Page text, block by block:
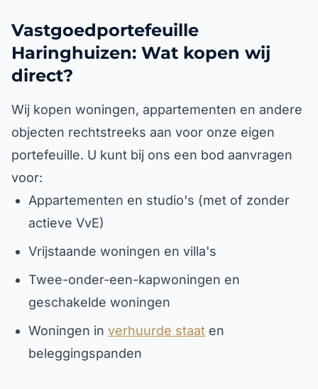
Vastgoedportefeuille
Haringhuizen: Wat kopen wij
direct?
Wij kopen woningen, appartementen en andere
objecten rechtstreeks aan voor onze eigen
portefeuille. U kunt bij ons een bod aanvragen
voor:
Appartementen en studio's (met of zonder
actieve VvE)
Vrijstaande woningen en villa's
Twee-onder-een-kapwoningen en
geschakelde woningen
Woningen in verhuurde staat en
beleggingspanden